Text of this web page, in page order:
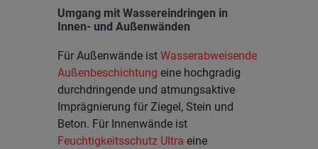
Umgang mit Wassereindringen in
Innen- und Außenwänden
Für Außenwände ist Wasserabweisende
Außenbeschichtung eine hochgradig
durchdringende und atmungsaktive
Imprägnierung für Ziegel, Stein und
Beton. Für Innenwände ist
Feuchtigkeitsschutz Ultra eine